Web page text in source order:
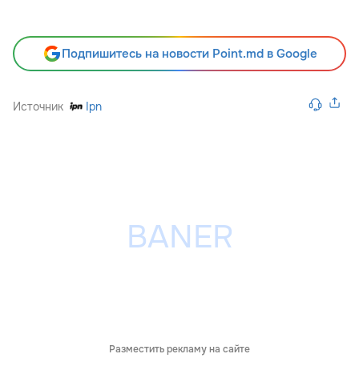
Подпишитесь на новости Point.md в Google
Источник Ipn
Разместить рекламу на сайте